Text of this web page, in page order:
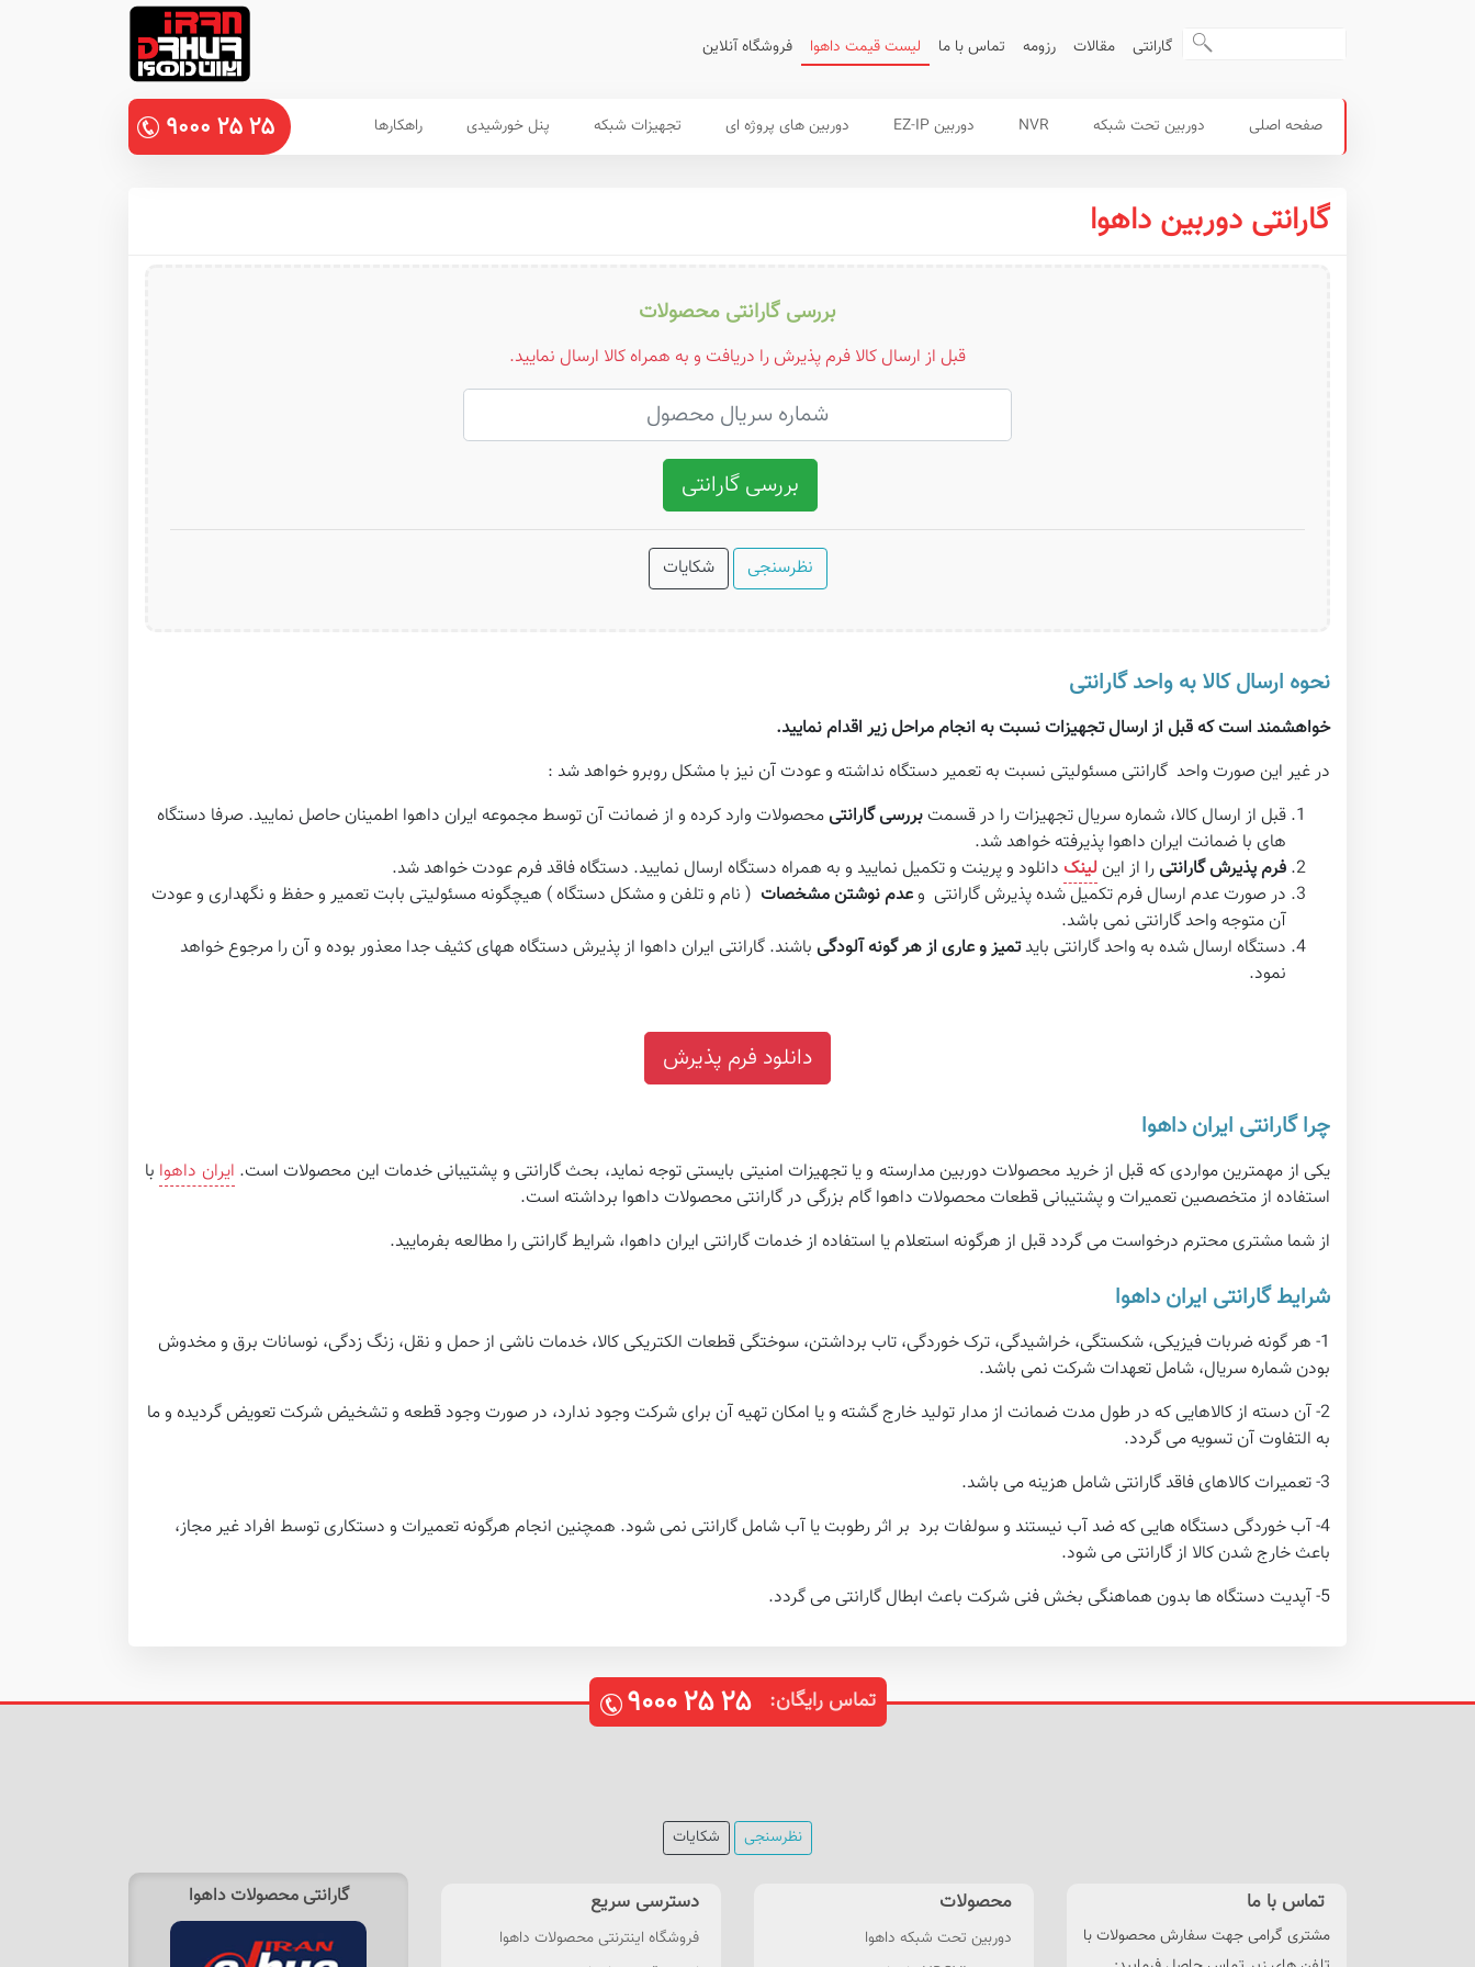
گارانتی مقالات رزومه تماس با ما لیست قیمت داهوا فروشگاه آنلاین
منوی
اصلی
صفحه اصلی دوربین تحت شبکه NVR دوربین EZ-IP دوربین های پروژه ای تجهیزات شبکه پنل خورشیدی راهکارها ۹۰۰۰ ۲۵۲۵
گارانتی دوربین داهوا
بررسی گارانتی محصولات
قبل از ارسال کالا فرم پذیرش را دریافت و به همراه کالا ارسال نمایید.
بررسی گارانتی
نظرسنجی شکایات
نحوه ارسال کالا به واحد گارانتی
خواهشمند است که قبل از ارسال تجهیزات نسبت به انجام مراحل زیر اقدام نمایید.
در غیر این صورت واحد گارانتی مسئولیتی نسبت به تعمیر دستگاه نداشته و عودت آن نیز با مشکل روبرو خواهد شد :
قبل از ارسال کالا، شماره سریال تجهیزات را در قسمت بررسی گارانتی محصولات وارد کرده و از ضمانت آن توسط مجموعه ایران داهوا اطمینان حاصل نمایید. صرفا دستگاه
های با ضمانت ایران داهوا پذیرفته خواهد شد.
فرم پذیرش گارانتی را از این لینک دانلود و پرینت و تکمیل نمایید و به همراه دستگاه ارسال نمایید. دستگاه فاقد فرم عودت خواهد شد.
در صورت عدم ارسال فرم تکمیل شده پذیرش گارانتی و عدم نوشتن مشخصات ( نام و تلفن و مشکل دستگاه ) هیچگونه مسئولیتی بابت تعمیر و حفظ و نگهداری و عودت
آن متوجه واحد گارانتی نمی باشد.
دستگاه ارسال شده به واحد گارانتی بایدتمیز و عاری از هر گونه آلودگی باشند. گارانتی ایران داهوا از پذیرش دستگاه ههای کثیف جدا معذور بوده و آن را مرجوع خواهد
نمود.
دانلود فرم پذیرش
چرا گارانتی ایران داهوا
یکی از مهمترین مواردی که قبل از خرید محصولات دوربین مدارسته و یا تجهیزات امنیتی بایستی توجه نماید، بحث گارانتی و پشتیبانی خدمات این محصولات است. ایران داهوا با
استفاده از متخصصین تعمیرات و پشتیبانی قطعات محصولات داهوا گام بزرگی در گارانتی محصولات داهوا برداشته است.
از شما مشتری محترم درخواست می گردد قبل از هرگونه استعلام یا استفاده از خدمات گارانتی ایران داهوا، شرایط گارانتی را مطالعه بفرمایید.
شرایط گارانتی ایران داهوا
1- هر گونه ضربات فیزیکی، شکستگی، خراشیدگی، ترک خوردگی، تاب برداشتن، سوختگی قطعات الکتریکی کالا، خدمات ناشی از حمل و نقل، زنگ زدگی، نوسانات برق و مخدوش
بودن شماره سریال، شامل تعهدات شرکت نمی باشد.
2- آن دسته از کالاهایی که در طول مدت ضمانت از مدار تولید خارج گشته و یا امکان تهیه آن برای شرکت وجود ندارد، در صورت وجود قطعه و تشخیض شرکت تعویض گردیده و ما
به التفاوت آن تسویه می گردد.
3- تعمیرات کالاهای فاقد گارانتی شامل هزینه می باشد.
4- آب خوردگی دستگاه هایی که ضد آب نیستند و سولفات برد بر اثر رطوبت یا آب شامل گارانتی نمی شود. همچنین انجام هرگونه تعمیرات و دستکاری توسط افراد غیر مجاز،
باعث خارج شدن کالا از گارانتی می شود.
5- آپدیت دستگاه ها بدون هماهنگی بخش فنی شرکت باعث ابطال گارانتی می گردد.
تماس رایگان: ۹۰۰۰۲۵۲۵
نظرسنجی شکایات
تماس با ما
مشتری گرامی جهت سفارش محصولات با
محصولات
دوربین تحت شبکه داهوا
دسترسی سریع
فروشگاه اینترنتی محصولات داهوا
گارانتی محصولات داهوا